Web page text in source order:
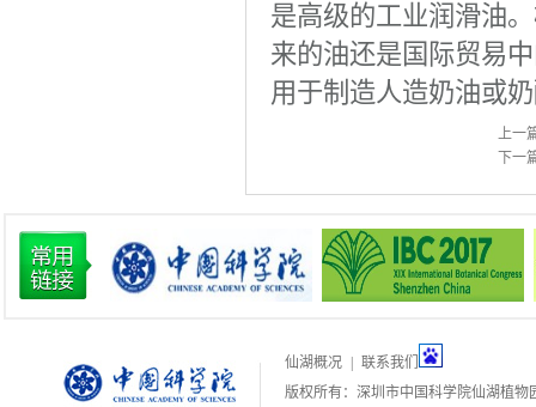
是高级的工业润滑油
来的油还是国际贸易
用于制造人造奶油或
上一
下一
仙湖概况
联系我们
版权所有：深圳市中国科学院仙湖植物